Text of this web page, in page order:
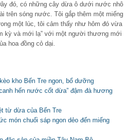
đó, có những cây dừa ô dưới nước nhô
trên sóng nước. Tôi gắp thêm một miếng
một lúc, tôi cảm thấy như hôm đó vừa
kỳ và mới lạ” với một người thương mới
hoa đồng cỏ dại.
kho Bến Tre ngon, bổ dưỡng
hến nước cốt dừa” đậm đà hương
từ dừa của Bến Tre
món chuối sáp ngon dẻo đến miếng